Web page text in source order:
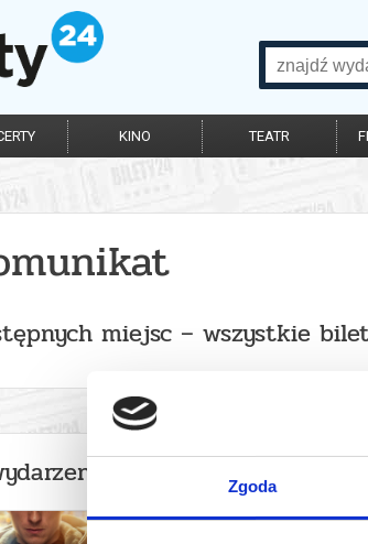
Zgoda
KINO TEATR
miejsc – wszystkie
organizatora